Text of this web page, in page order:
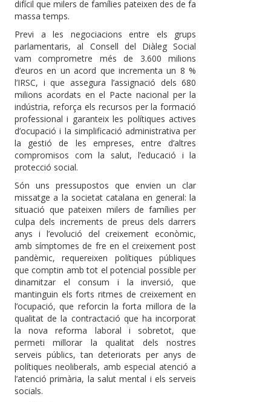
difícil que milers de famílies pateixen des de fa
massa temps.
Previ a les negociacions entre els grups
parlamentaris, al Consell del Diàleg Social
vam comprometre més de 3.600 milions
d’euros en un acord que incrementa un 8 %
l’IRSC, i que assegura l’assignació dels 680
milions acordats en el Pacte nacional per la
indústria, reforça els recursos per la formació
professional i garanteix les polítiques actives
d’ocupació i la simplificació administrativa per
la gestió de les empreses, entre d’altres
compromisos com la salut, l’educació i la
protecció social.
Són uns pressupostos que envien un clar
missatge a la societat catalana en general: la
situació que pateixen milers de famílies per
culpa dels increments de preus dels darrers
anys i l’evolució del creixement econòmic,
amb símptomes de fre en el creixement post
pandèmic, requereixen polítiques públiques
que comptin amb tot el potencial possible per
dinamitzar el consum i la inversió, que
mantinguin els forts ritmes de creixement en
l’ocupació, que reforcin la forta millora de la
qualitat de la contractació que ha incorporat
la nova reforma laboral i sobretot, que
permeti millorar la qualitat dels nostres
serveis públics, tan deteriorats per anys de
polítiques neoliberals, amb especial atenció a
l’atenció primària, la salut mental i els serveis
socials.